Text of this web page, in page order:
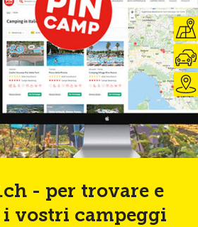
- per trovare e
vostri campeggi